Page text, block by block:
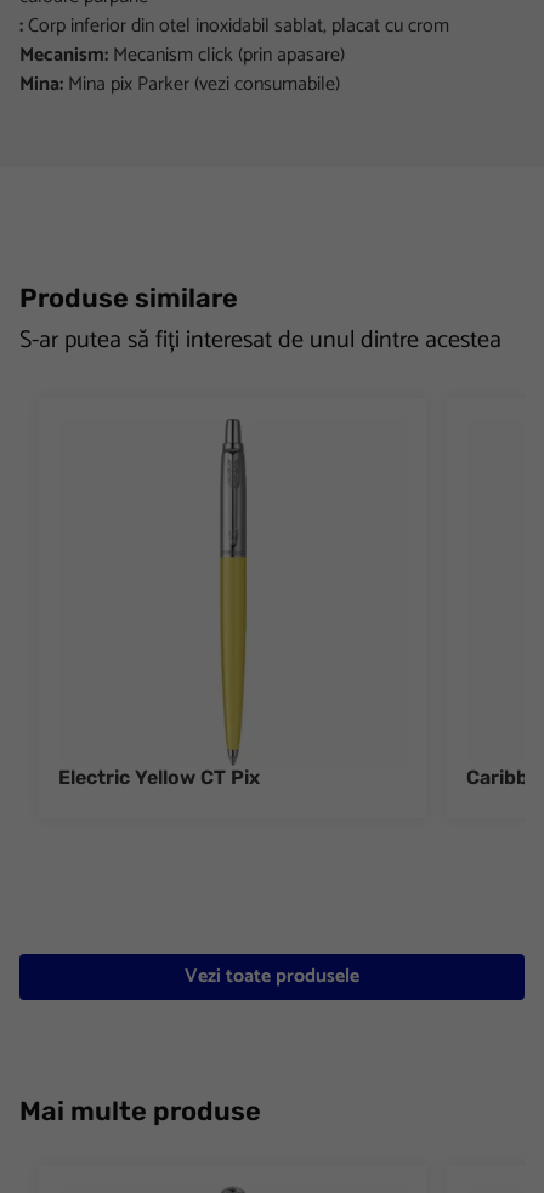
:Corp inferior din otel inoxidabil sablat, placat cu crom
Mecanism:Mecanism click (prin apasare)
Mina:Mina pix Parker (vezi consumabile)
Produse similare
S-ar putea să fiți interesat de unul dintre acestea
Electric Yellow CT Pix
Vezi toate produsele
Mai multe produse